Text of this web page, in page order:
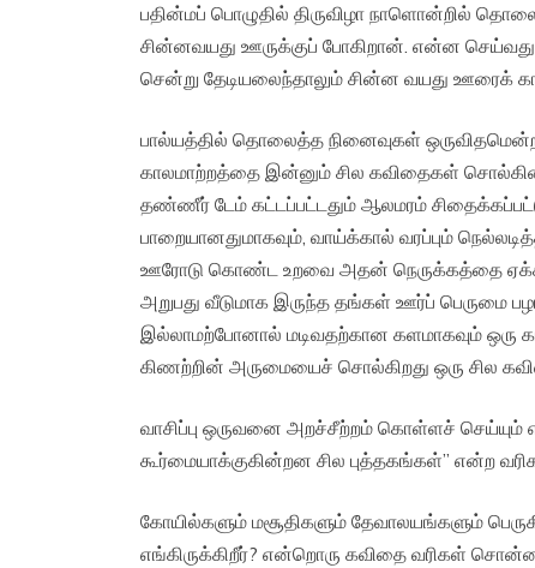
பதின்மப் பொழுதில் திருவிழா நாளொன்றில்
சின்னவயது ஊருக்குப் போகிறான். என்ன
சென்று தேடியலைந்தாலும் சின்ன வயது ஊரைக்
பால்யத்தில் தொலைத்த நினைவுகள்
காலமாற்றத்தை இன்னும் சில கவிதைகள்
தண்ணீர் டேம் கட்டப்பட்டதும் ஆலமரம்
பாறையானதுமாகவும், வாய்க்கால் வரப்பும்
ஊரோடு கொண்ட உறவை அதன் நெருக்கத்தை
அறுபது வீடுமாக இருந்த தங்கள் ஊர்ப் பெருமை
இல்லாமற்போனால் மடிவதற்கான களமாகவும்
கிணற்றின் அருமையைச் சொல்கிறது ஒரு சில
வாசிப்பு ஒருவனை அறச்சீற்றம் கொள்ளச்
கூர்மையாக்குகின்றன சில புத்தகங்கள்” என்ற
கோயில்களும் மசூதிகளும் தேவாலயங்களும்
எங்கிருக்கிறீர்? என்றொரு கவிதை வரிகள்